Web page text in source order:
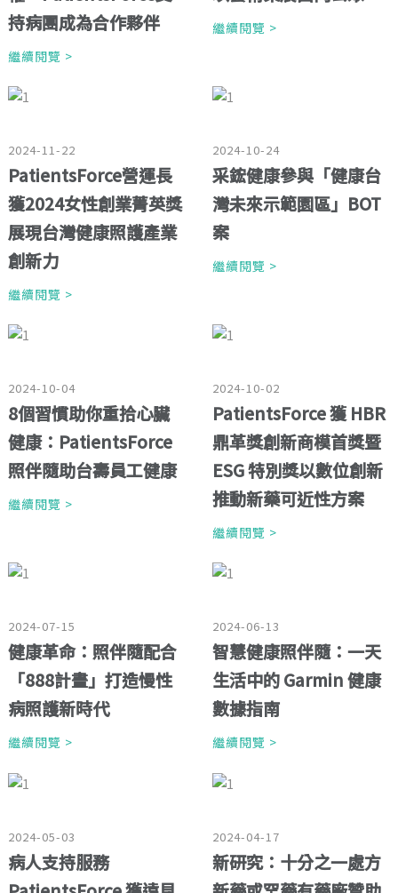
持病團成為合作夥伴
繼續閱覽 >
繼續閱覽 >
2024-11-22
PatientsForce營運長
獲2024女性創業菁英獎
展現台灣健康照護產業
創新力
繼續閱覽 >
2024-10-24
采鋐健康參與「健康台
灣未來示範園區」BOT
案
繼續閱覽 >
2024-10-04
8個習慣助你重拾心臟
健康：PatientsForce
照伴隨助台壽員工健康
繼續閱覽 >
2024-10-02
PatientsForce 獲 HBR
鼎革獎創新商模首獎暨
ESG 特別獎以數位創新
推動新藥可近性方案
繼續閱覽 >
2024-07-15
健康革命：照伴隨配合
「888計畫」打造慢性
病照護新時代
繼續閱覽 >
2024-06-13
智慧健康照伴隨：一天
生活中的 Garmin 健康
數據指南
繼續閱覽 >
2024-05-03
病人支持服務
2024-04-17
新研究：十分之一處方